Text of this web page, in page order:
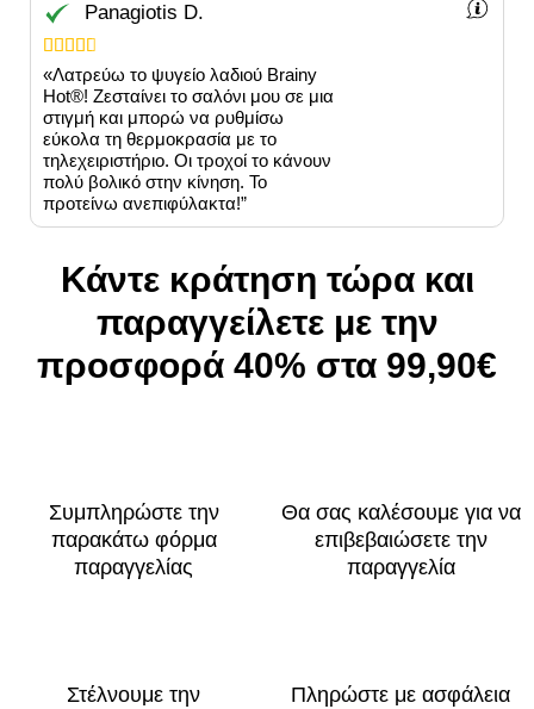
Panagiotis D.
    
«Λατρεύω το ψυγείο λαδιού Brainy
Hot®️! Ζεσταίνει το σαλόνι μου σε μια
στιγμή και μπορώ να ρυθμίσω
εύκολα τη θερμοκρασία με το
τηλεχειριστήριο. Οι τροχοί το κάνουν
πολύ βολικό στην κίνηση. Το
προτείνω ανεπιφύλακτα!”
Κάντε κράτηση τώρα και
παραγγείλετε με την
προσφορά 40% στα 99,90€
Συμπληρώστε την
παρακάτω φόρμα
παραγγελίας
Θα σας καλέσουμε για να
επιβεβαιώσετε την
παραγγελία
Στέλνουμε την
Πληρώστε με ασφάλεια